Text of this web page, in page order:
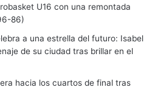
U16 con una remontada
86)
a una estrella del futuro: Isabel
de su ciudad tras brillar en el
hacia los cuartos de final tras